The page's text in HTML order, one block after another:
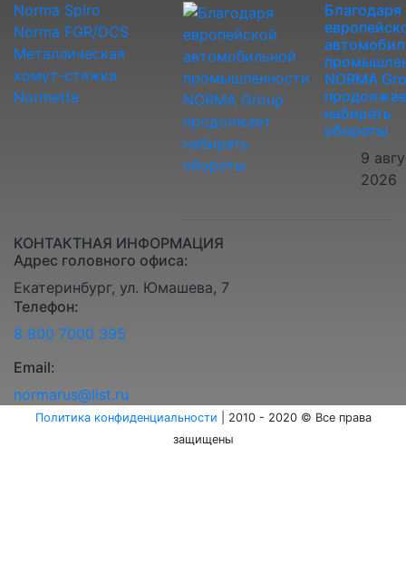
Norma Spiro
Norma FGR/DCS
Металлическая
хомут-стяжка
Normetta
Благодаря
NORMA
набирать
обороты
9
2026
КОНТАКТНАЯ ИНФОРМАЦИЯ
Адрес головного офиса:
Екатеринбург, ул. Юмашева, 7
Телефон:
8 800 7000 395
Email:
normarus@list.ru
Политика конфиденциальности | 2010 - 2020 © Все права
защищены